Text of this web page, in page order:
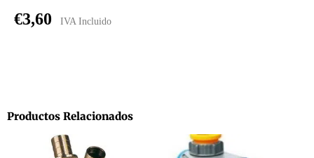
€3,60 IVA Incluido
Productos Relacionados